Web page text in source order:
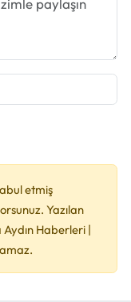
etmiş
Yazılan
Haberleri |